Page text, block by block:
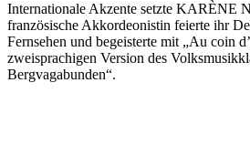
Internationale Akzente setzte KARÈNE
französische Akkordeonistin feierte ihr
Fernsehen und begeisterte mit „Au coin
zweisprachigen Version des
Bergvagabunden“.